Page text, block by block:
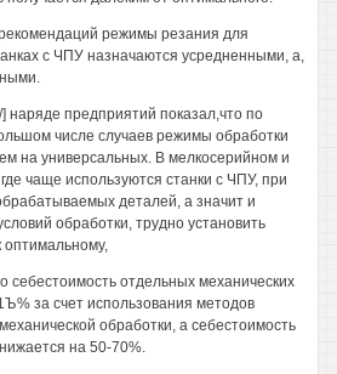
рекомендаций режимы резания для
с ЧПУ назначаются усредненными, а,
наряде предприятий показал,что по
числе случаев режимы обработки
на универсальных. В мелкосерийном и
чаще используются станки с ЧПУ, при
деталей, а значит и
обработки, трудно установить
оптимальному,
себестоимость отдельных механических
за счет использования методов
обработки, а себестоимость
на 50-70%.